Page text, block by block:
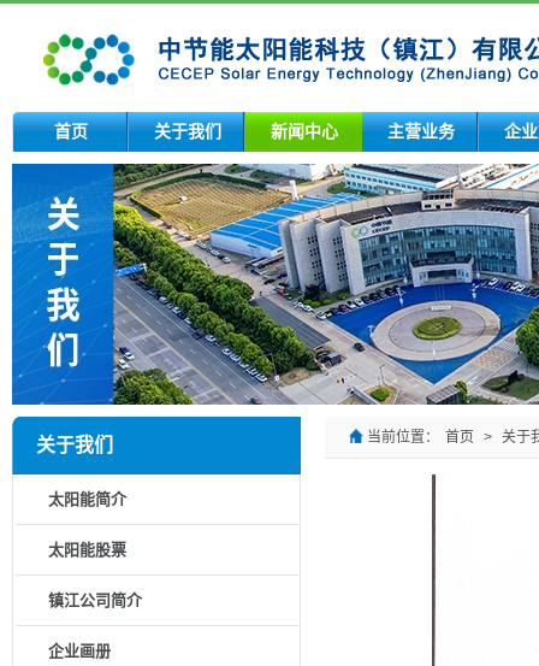
首页 关于我们 新闻中心 主营业务 企
关于我们
太阳能简介
太阳能股票
镇江公司简介
企业画册
当前位置： 首页 > 关于